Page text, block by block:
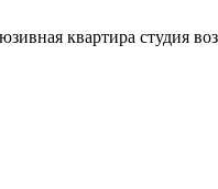
квартира студия